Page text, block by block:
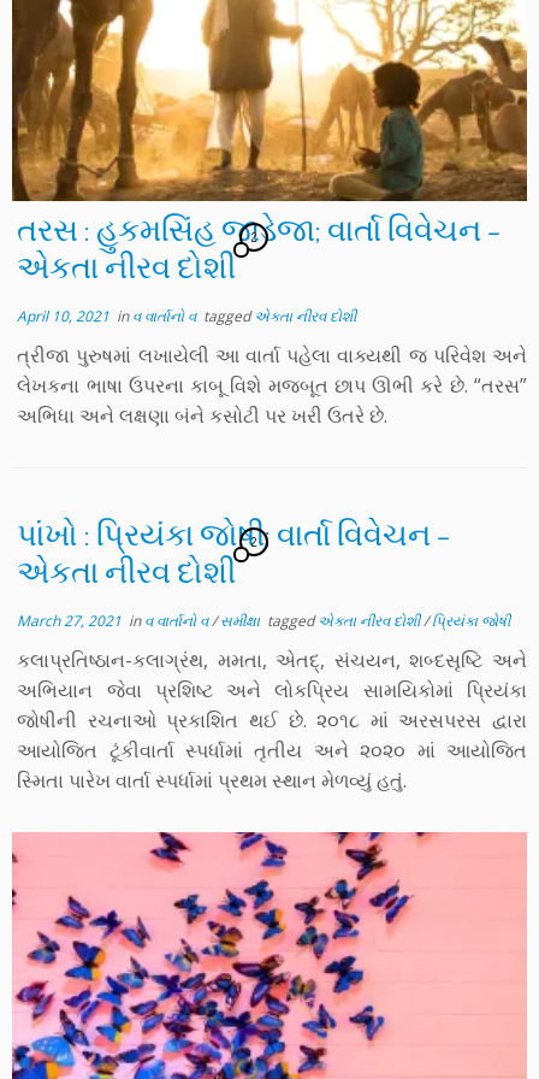
તરસ : હુકમસિંહ જાડેજા; વાર્તા વિવેચન –
એકતા નીરવ દોશી
2
April 10, 2021 inવ વાર્તાનો વ taggedએકતા નીરવ દોશી
ત્રીજા પુરુષમાં લખાયેલી આ વાર્તા પહેલા વાક્યથી જ પરિવેશ અને
લેખકના ભાષા ઉપરના કાબૂ વિશે મજબૂત છાપ ઊભી કરે છે. “તરસ”
અભિધા અને લક્ષણા બંને કસોટી પર ખરી ઉતરે છે.
પાંખો : પ્રિયંકા જોષી; વાર્તા વિવેચન –
એકતા નીરવ દોશી
2
March 27, 2021 inવ વાર્તાનો વ/સમીક્ષા taggedએકતા નીરવ દોશી/પ્રિયંકા જોષી
કલાપ્રતિષ્ઠાન-કલાગ્રંથ, મમતા, એતદ્, સંચયન, શબ્દસૃષ્ટિ અને
અભિયાન જેવા પ્રશિષ્ટ અને લોકપ્રિય સામયિકોમાં પ્રિયંકા
જોષીની રચનાઓ પ્રકાશિત થઈ છે. ૨૦૧૮ માં અરસપરસ દ્વારા
આયોજિત ટૂંકીવાર્તા સ્પર્ધામાં તૃતીય અને ૨૦૨૦ માં આયોજિત
સ્મિતા પારેખ વાર્તા સ્પર્ધામાં પ્રથમ સ્થાન મેળવ્યું હતું.